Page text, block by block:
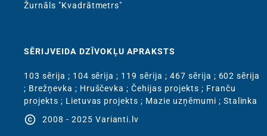
Žurnāls "Kvadrātmetrs"
SĒRIJVEIDA DZĪVOKĻU APRAKSTS
103 sērija ; 104 sērija ; 119 sērija ; 467 sērija ; 602 sērija
; Brežņevka ; Hruščevka ;Čehijas projekts ; Franču
projekts ; Lietuvas projekts ; Mazie uzņēmumi ; Stalinka
copyright 2008 - 2025 Varianti.lv